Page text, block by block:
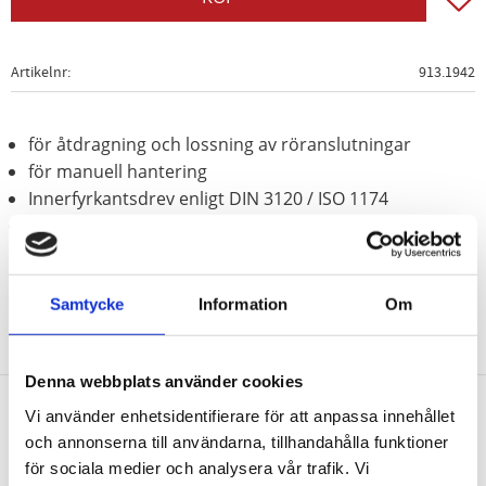
Samtycke Information Om
Denna webbplats använder cookies
Vi använder enhetsidentifierare för att anpassa innehållet
och annonserna till användarna, tillhandahålla funktioner
för sociala medier och analysera vår trafik. Vi
Artikelnr 913.1942
för åtdragning och lossning av röranslutningar
för manuell hantering
Innerfyrkantsdrev enligt DIN 3120 / ISO 1174
Speciellt-verktygsstål
Nyhetsbrev